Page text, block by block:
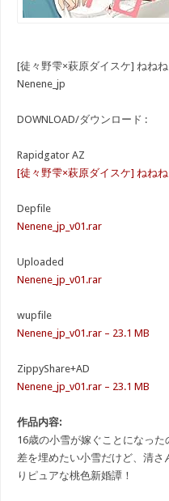
[徒々野雫×萩原ダイスケ] ねねね
Nenene_jp
DOWNLOAD/ダウンロード :
Rapidgator AZ
[徒々野雫×萩原ダイスケ] ねねね
Depfile
Nenene_jp_v01.rar
Uploaded
Nenene_jp_v01.rar
wupfile
Nenene_jp_v01.rar – 23.1 MB
ZippyShare+AD
Nenene_jp_v01.rar – 23.1 MB
作品内容:
16歳の小雪が嫁ぐことになっ
差を埋めたい小雪だけど、清
りピュアな桃色新婚譚！